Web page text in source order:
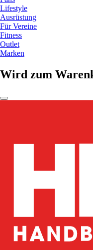
Lifestyle
Ausrüstung
Für Vereine
Fitness
Outlet
Marken
Wird zum